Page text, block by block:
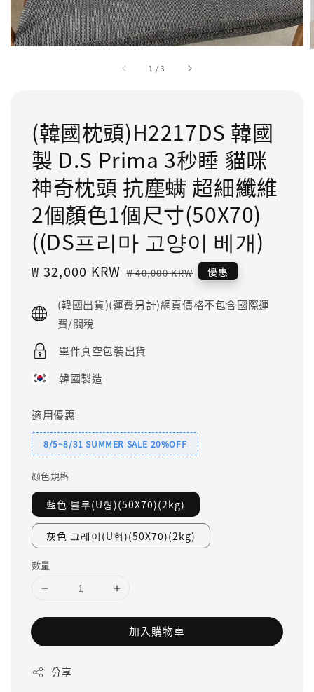
1 /3
(韓國枕頭)H2217DS 韓國
製 D.S Prima 3秒睡 貓咪
神奇枕頭 抗塵螨 超細纖維
2個顏色1個尺寸(50X70)
((DS프리마 고양이 베개)
Sale
₩ 32,000 KRW Regular
₩ 40,000 KRW 優惠
(韓國出貨)(運費另計)網頁價格不包含國際運
費/關稅
單件真空包裝出貨
韓國製造
適用優惠
8/5~8/31 SUMMER SALE 20%OFF
顔色規格
藍色 블루(U형)(50X70)(2kg)
灰色 그레이(U형)(50X70)(2kg)
數量
加入購物車
分享